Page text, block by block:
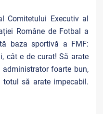
Comitetului Executiv al
Române de Fotbal a
baza sportivă a FMF:
cât e de curat! Să arate
foarte bun,
să arate impecabil.